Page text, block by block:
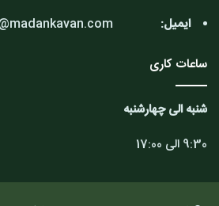
ایمیل:
ساعات کاری
شنبه الی چهارشنبه
9:30 الی 17:00